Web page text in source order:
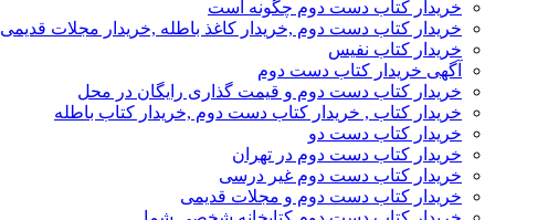
خریدار کتاب دست دوم چگونه است
خریدار کتاب دست دوم ,خریدار کاغذ باطله ,خریدار مجلات قدیمی
خریدار کتاب نفیس
آگهی خریدار کتاب دست دوم
خریدار کتاب دست دوم و قیمت گذاری رایگان در محل
خریدار کتاب , خریدار کتاب دست دوم ,خریدار کتاب باطله
خریدار کتاب دست دو
خریدار کتاب دست دوم در تهران
خریدار کتاب دست دوم غیر درسی
خریدار کتاب دست دوم و مجلات قدیمی